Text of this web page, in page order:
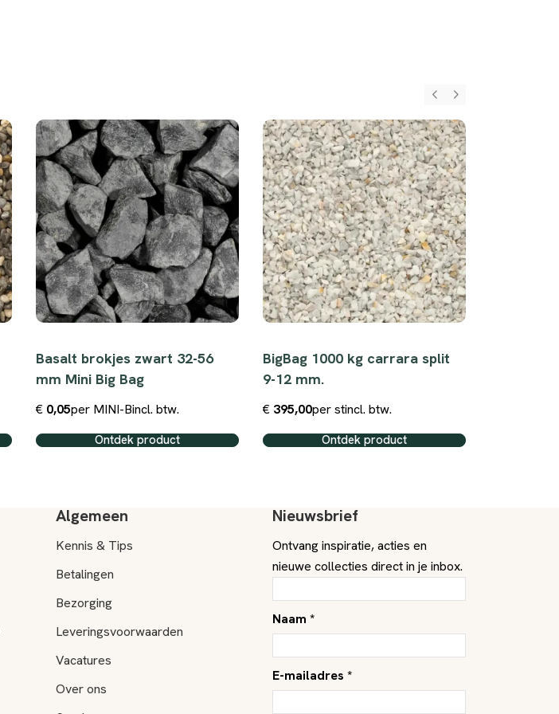
Basalt brokjes zwart 32-56
mm Mini Big Bag
€ 0,05per MINI-Bincl. btw.
Ontdek product
BigBag 1000 kg carrara split
9-12 mm.
€ 395,00per stincl. btw.
Ontdek product
Algemeen
Kennis & Tips
Betalingen
Bezorging
Leveringsvoorwaarden
Vacatures
Over ons
Nieuwsbrief
Ontvang inspiratie, acties en
nieuwe collecties direct in je inbox.
Naam *
E-mailadres *